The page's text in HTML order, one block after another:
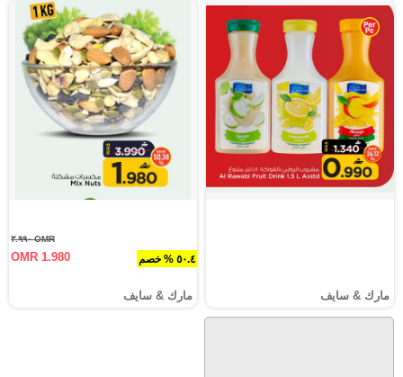
مارك & سايف
٥٠.٤ % خصم
OMR ٣.٩٩٠
OMR 1.980
مارك & سايف